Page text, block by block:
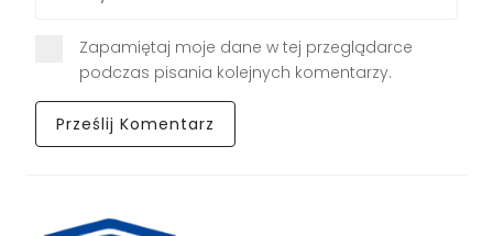
Zapamiętaj moje dane w tej przeglądarce
podczas pisania kolejnych komentarzy.